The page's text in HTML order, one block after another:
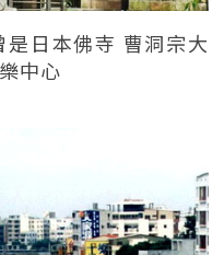
日本佛寺 曹洞宗大
中心